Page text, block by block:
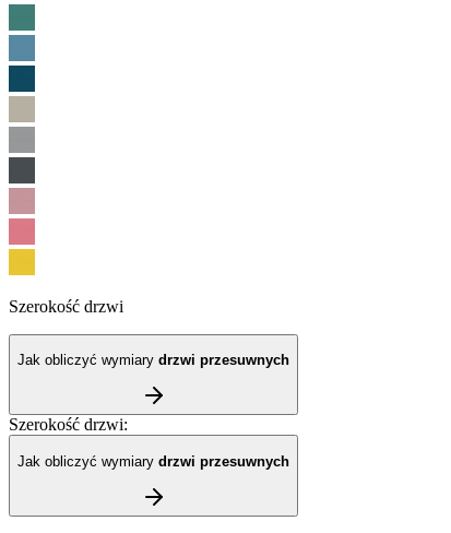
Szerokość drzwi
Jak obliczyć wymiary drzwi przesuwnych
Szerokość drzwi:
Jak obliczyć wymiary drzwi przesuwnych